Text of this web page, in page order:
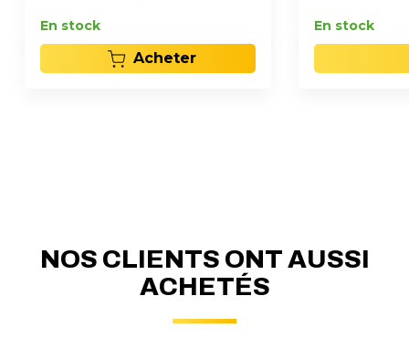
En stock
Acheter
En stock
NOS CLIENTS ONT AUSSI
ACHETÉS